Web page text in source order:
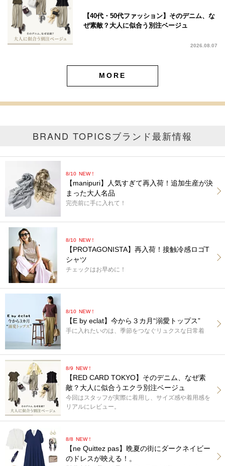
【40代・50代ファッション】そのデニム、な
ぜ素敵？大人に似合う別注ベージュ
2026.08.07
MORE
BRAND TOPICSブランド最新情報
8/10 NEW！
【manipuri】人気すぎて再入荷！追加生産が決
まった大人名品
完売前に手に入れて！
8/10 NEW！
【PROTAGONISTA】再入荷！接触冷感ロゴT
シャツ
チェックはお早めに！
8/10 NEW！
【E by eclat】今から３カ月“溺愛トップス”
手に入れたいのは、季節をつなぐリュクスな日常着
8/9 NEW！
【RED CARD TOKYO】そのデニム、なぜ素
敵？大人に似合うエクラ別注ベージュ
今回はスタッフが実際に着用し、サイズ感や着用感を
リアルにレビュー。
8/8 NEW！
【ne Quittez pas】晩夏の街にダークネイビー
のドレスが映える！。